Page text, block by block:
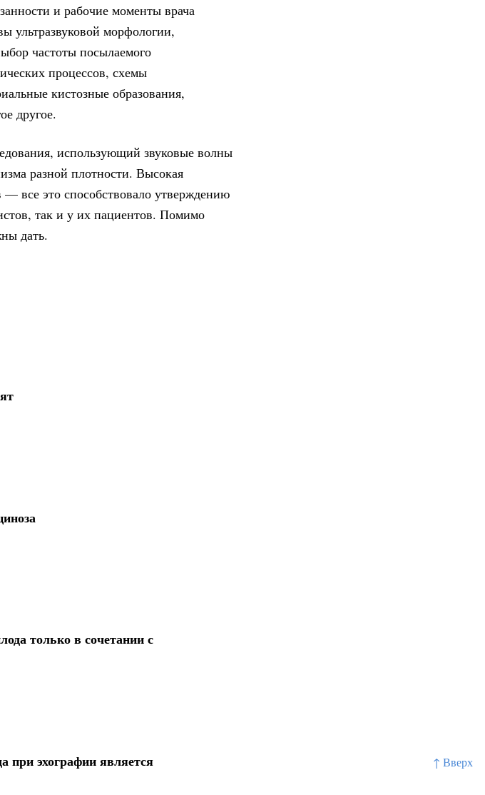
↑ Вверх
и рабочие моменты врача
ультразвуковой морфологии,
частоты посылаемого
процессов, схемы
кистозные образования,
другое.
использующий звуковые волны
разной плотности. Высокая
— все это способствовало утверждению
так и у их пациентов. Помимо
дать.
только в сочетании с
при эхографии является